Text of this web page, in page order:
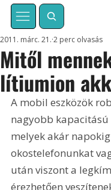
Mitől
lítiumion
2011. márc. 21. 2 perc olvasás
A mobil eszközök
nagyobb
melyek akár
okostelefonunkat
után viszont a
érezhetően